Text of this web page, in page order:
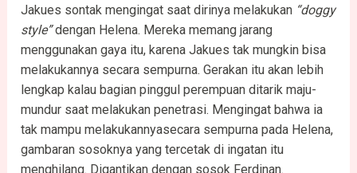
Jakues sontak mengingat saat dirinya melakukan “doggy
style”dengan Helena. Mereka memang jarang
menggunakan gaya itu, karena Jakues tak mungkin bisa
melakukannya secara sempurna. Gerakan itu akan lebih
lengkap kalau bagian pinggul perempuan ditarik maju-
mundur saat melakukan penetrasi. Mengingat bahwa ia
tak mampu melakukannyasecara sempurna pada Helena,
gambaran sosoknya yang tercetak di ingatan itu
menghilang. Digantikan dengan sosok Ferdinan.